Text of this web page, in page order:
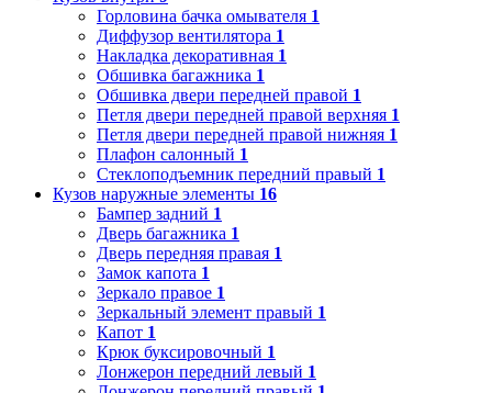
Горловина бачка омывателя 1
Диффузор вентилятора 1
Накладка декоративная 1
Обшивка багажника 1
Обшивка двери передней правой 1
Петля двери передней правой верхняя 1
Петля двери передней правой нижняя 1
Плафон салонный 1
Стеклоподъемник передний правый 1
Кузов наружные элементы 16
Бампер задний 1
Дверь багажника 1
Дверь передняя правая 1
Замок капота 1
Зеркало правое 1
Зеркальный элемент правый 1
Капот 1
Крюк буксировочный 1
Лонжерон передний левый 1